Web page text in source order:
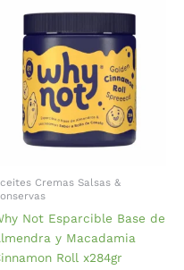
Cremas Salsas &
Not Esparcible Base de
y Macadamia
Roll x284gr